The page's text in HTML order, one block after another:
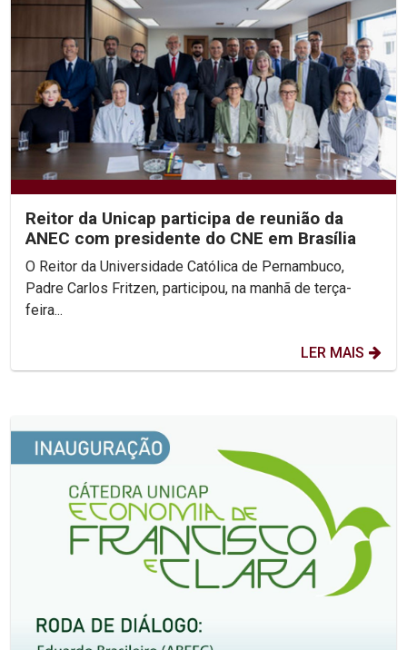
Reitor da Unicap participa de reunião da
ANEC com presidente do CNE em Brasília
O Reitor da Universidade Católica de Pernambuco,
Padre Carlos Fritzen, participou, na manhã de terça-
feira...
LER MAIS